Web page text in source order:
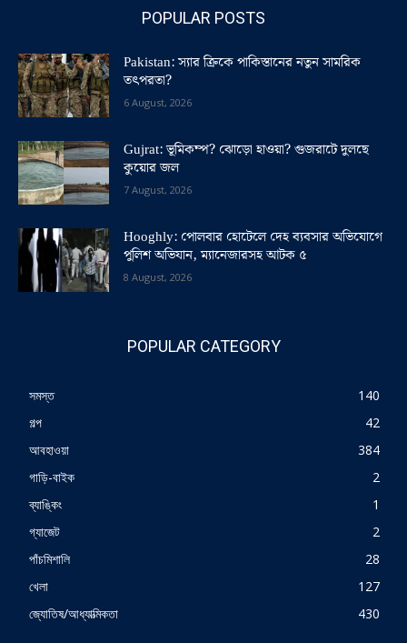
POPULAR POSTS
Pakistan: স্যার ক্রিকে পাকিস্তানের নতুন সামরিক
তৎপরতা?
6 August, 2026
Gujrat: ভূমিকম্প? ঝোড়ো হাওয়া? গুজরাটে দুলছে
কুয়োর জল
7 August, 2026
Hooghly: পোলবার হোটেলে দেহ ব্যবসার অভিযোগে
পুলিশ অভিযান, ম্যানেজারসহ আটক ৫
8 August, 2026
POPULAR CATEGORY
সমস্ত
140
গল্প
42
আবহাওয়া
384
গাড়ি-বাইক
2
ব্যাঙ্কিং
1
গ্যাজেট
2
পাঁচমিশালি
28
খেলা
127
জ্যোতিষ/আধ্যাত্মিকতা
430